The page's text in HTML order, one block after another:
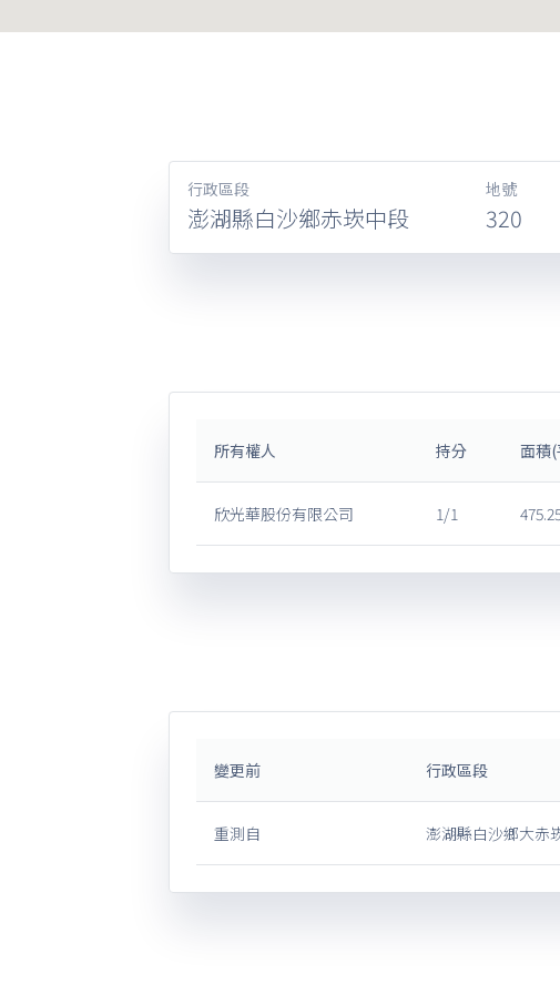
行政區段
澎湖縣白沙鄉赤崁中段
地號
320
所有權人 持分 面積
欣光華股份有限公司 1/1
變更前 行政區段
重測自 澎湖縣白沙鄉大赤